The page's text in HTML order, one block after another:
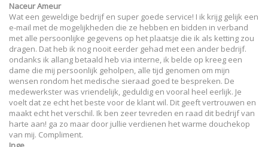
Naceur Ameur
Wat een geweldige bedrijf en super goede service! I ik krijg gelijk een
e-mail met de mogelijkheden die ze hebben en bidden in verband
met alle persoonlijke gegevens op het plaatsje die ik als ketting zou
dragen. Dat heb ik nog nooit eerder gehad met een ander bedrijf.
ondanks ik allang betaald heb via interne, ik belde op kreeg een
dame die mij persoonlijk geholpen, alle tijd genomen om mijn
wensen rondom het medische sieraad goed te bespreken. De
medewerkster was vriendelijk, geduldig en vooral heel eerlijk. Je
voelt dat ze echt het beste voor de klant wil. Dit geeft vertrouwen en
maakt echt het verschil. Ik ben zeer tevreden en raad dit bedrijf van
harte aan! ga zo maar door jullie verdienen het warme douchekop
van mij. Compliment.